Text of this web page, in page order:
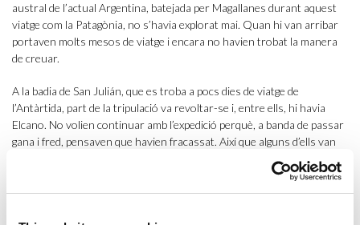
austral de l’actual Argentina, batejada per Magallanes durant aquest
viatge com la Patagònia, no s’havia explorat mai. Quan hi van arribar
portaven molts mesos de viatge i encara no havien trobat la manera
de creuar.
A la badia de San Julián, que es troba a pocs dies de viatge de
l’Antàrtida, part de la tripulació va revoltar-se i, entre ells, hi havia
Elcano. No volien continuar amb l’expedició perquè, a banda de passar
gana i fred, pensaven que havien fracassat. Així que alguns d’ells van
. Pocs dies més tard, el
va naufragar i es van quedar amb només tres
embarcacions.